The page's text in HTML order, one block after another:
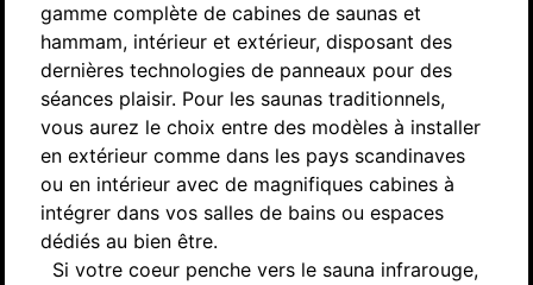
gamme complète de cabines de saunas et
hammam, intérieur et extérieur, disposant des
dernières technologies de panneaux pour des
séances plaisir. Pour les saunas traditionnels,
vous aurez le choix entre des modèles à installer
en extérieur comme dans les pays scandinaves
ou en intérieur avec de magnifiques cabines à
intégrer dans vos salles de bains ou espaces
dédiés au bien être.
Si votre coeur penche vers le sauna infrarouge,